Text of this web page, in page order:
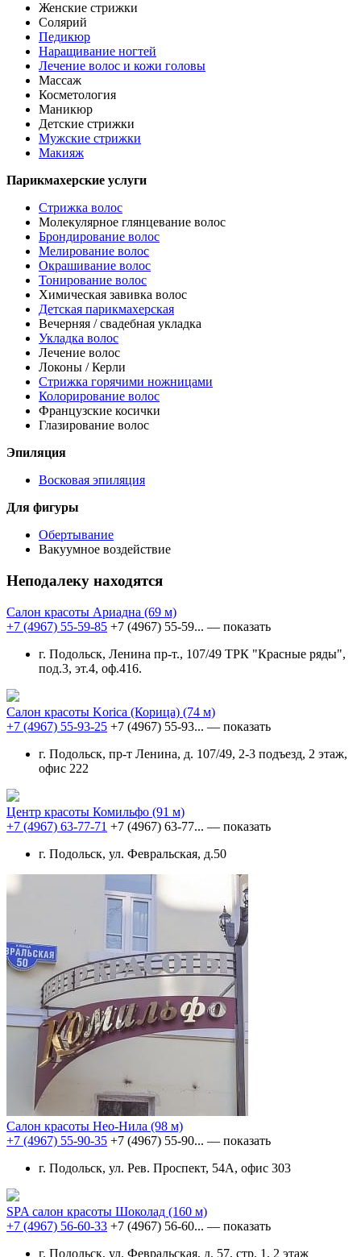
Женские стрижки
Солярий
Педикюр
Наращивание ногтей
Лечение волос и кожи головы
Массаж
Косметология
Маникюр
Детские стрижки
Мужские стрижки
Макияж
Парикмахерские услуги
Стрижка волос
Молекулярное глянцевание волос
Брондирование волос
Мелирование волос
Окрашивание волос
Тонирование волос
Химическая завивка волос
Детская парикмахерская
Вечерняя / свадебная укладка
Укладка волос
Лечение волос
Локоны / Керли
Стрижка горячими ножницами
Колорирование волос
Французские косички
Глазирование волос
Эпиляция
Восковая эпиляция
Для фигуры
Обертывание
Вакуумное воздействие
Неподалеку находятся
Салон красоты Ариадна (69 м)
+7 (4967) 55-59-85 +7 (4967) 55-59... — показать
г. Подольск, Ленина пр-т., 107/49 ТРК "Красные ряды",
под.3, эт.4, оф.416.
Салон красоты Korica (Корица) (74 м)
+7 (4967) 55-93-25 +7 (4967) 55-93... — показать
г. Подольск, пр-т Ленина, д. 107/49, 2-3 подъезд, 2 этаж,
офис 222
Центр красоты Комильфо (91 м)
+7 (4967) 63-77-71 +7 (4967) 63-77... — показать
г. Подольск, ул. Февральская, д.50
Салон красоты Нео-Нила (98 м)
+7 (4967) 55-90-35 +7 (4967) 55-90... — показать
г. Подольск, ул. Рев. Проспект, 54А, офис 303
SPA салон красоты Шоколад (160 м)
+7 (4967) 56-60-33 +7 (4967) 56-60... — показать
г. Подольск, ул. Февральская, д. 57, стр. 1, 2 этаж